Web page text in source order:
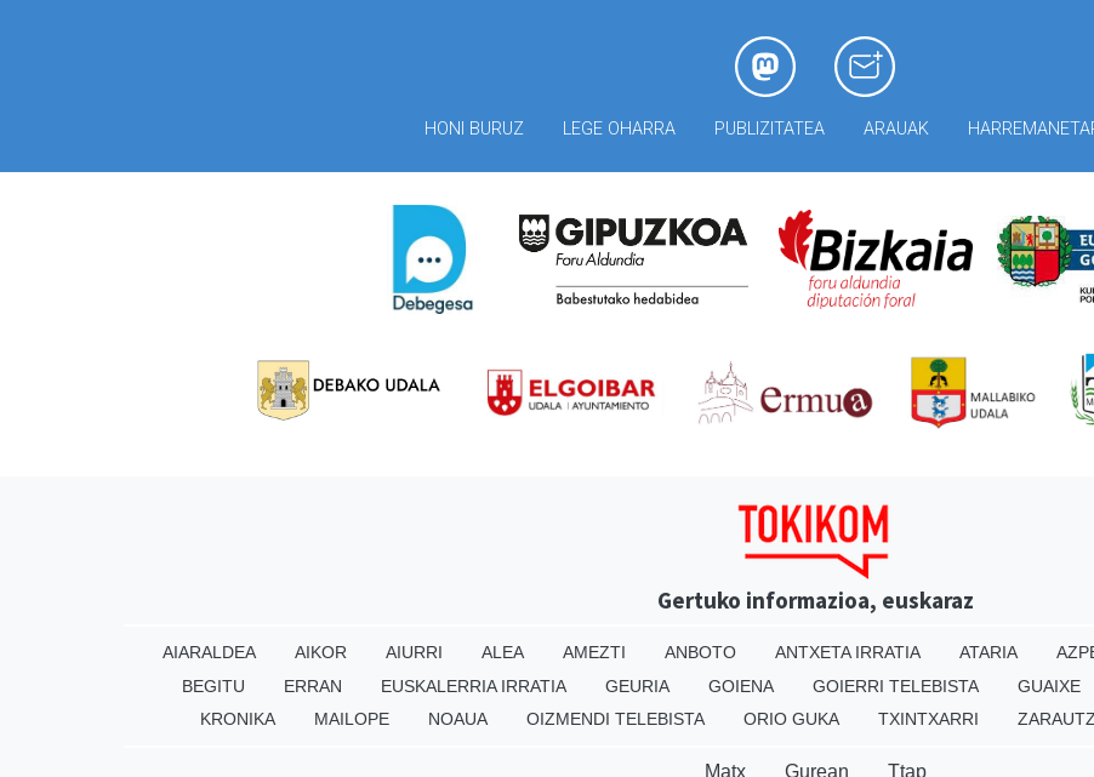
HONI BURUZ LEGE OHARRA PUBLIZITATEA ARAUAK
Gertuko informazioa, euskaraz
AIARALDEA AIKOR AIURRI ALEA AMEZTI ANBOTO ANTXETA IRRATIA ATARIA
BEGITU
ERRAN EUSKALERRIA IRRATIA GEURIA GOIENA GOIERRI TELEBISTA GUAIXE
KRONIKA
MAILOPE NOAUA OIZMENDI TELEBISTA ORIO GUKA TXINTXARRI
Matx Gurean Ttap